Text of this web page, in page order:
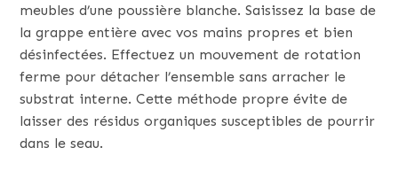
meubles d’une poussière blanche. Saisissez la base de
la grappe entière avec vos mains propres et bien
désinfectées. Effectuez un mouvement de rotation
ferme pour détacher l’ensemble sans arracher le
substrat interne. Cette méthode propre évite de
laisser des résidus organiques susceptibles de pourrir
dans le seau.